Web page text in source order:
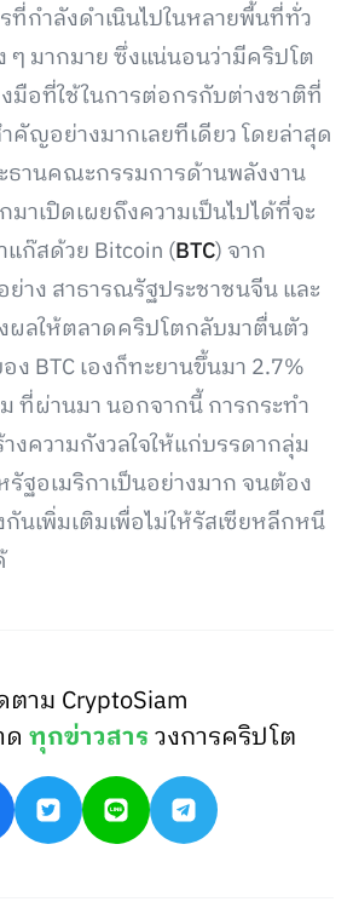
ที่กำลังดำเนินไปในหลายพื้นที่ทั่ว
ๆ มากมาย ซึ่งแน่นอนว่ามีคริปโต
งมือที่ใช้ในการต่อกรกับต่างชาติที่
คัญอย่างมากเลยทีเดียว โดยล่าสุด
ธานคณะกรรมการด้านพลังงาน
าเปิดเผยถึงความเป็นไปได้ที่จะ
ก๊สด้วย Bitcoin (BTC) จาก
าง สาธารณรัฐประชาชนจีน และ
ผลให้ตลาดคริปโตกลับมาตื่นตัว
ง BTC เองก็ทะยานขึ้นมา 2.7%
ที่ผ่านมา นอกจากนี้ การกระทำ
งความกังวลใจให้แก่บรรดากลุ่ม
รัฐอเมริกาเป็นอย่างมาก จนต้อง
นเพิ่มเติมเพื่อไม่ให้รัสเซียหลีกหนี
าม CryptoSiam
ดทุกข่าวสารวงการคริปโต